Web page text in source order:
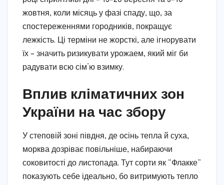
жовтня, коли місяць у фазі спаду, що, за
спостереженнями городників, покращує
лежкість. Ці терміни не жорсткі, але ігнорувати
їх – значить ризикувати урожаем, який міг би
радувати всю сім’ю взимку.
Вплив кліматичних зон
України на час збору
У степовій зоні півдня, де осінь тепла й суха,
морква дозріває повільніше, набираючи
соковитості до листопада. Тут сорти як “Флакке”
показують себе ідеально, бо витримують тепло